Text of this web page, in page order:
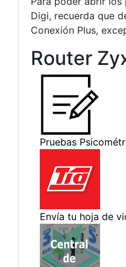
Digi, recuerda que
Conexión Plus,
Router